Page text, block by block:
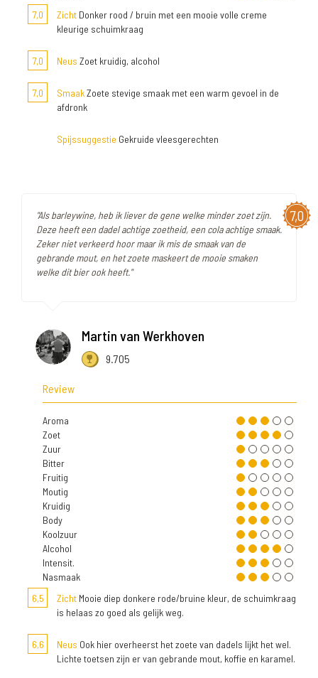
7,0
Zicht Donker rood / bruin met een mooie volle creme
kleurige schuimkraag
7,0 Neus Zoet kruidig, alcohol
7,0 SmaakZoete stevige smaak met een warm gevoel in de
afdronk
Spijssuggestie Gekruide vleesgerechten
7,0
"Als barleywine, heb ik liever de gene welke minder zoet zijn.
Deze heeft een dadel achtige zoetheid, een cola achtige smaak.
Zeker niet verkeerd hoor maar ik mis de smaak van de
gebrande mout, en het zoete maskeert de mooie smaken
welke dit bier ook heeft."
Martin van Werkhoven
9.705
Review
Aroma
Zoet
Zuur
Bitter
Fruitig
Moutig
Kruidig
Body
Koolzuur
Alcohol
Intensit.
Nasmaak
6,5
Zicht Mooie diep donkere rode/bruine kleur, de schuimkraag
is helaas zo goed als gelijk weg.
6,6 Neus Ook hier overheerst het zoete van dadels lijkt het wel.
Lichte toetsen zijn er van gebrande mout, koffie en karamel.